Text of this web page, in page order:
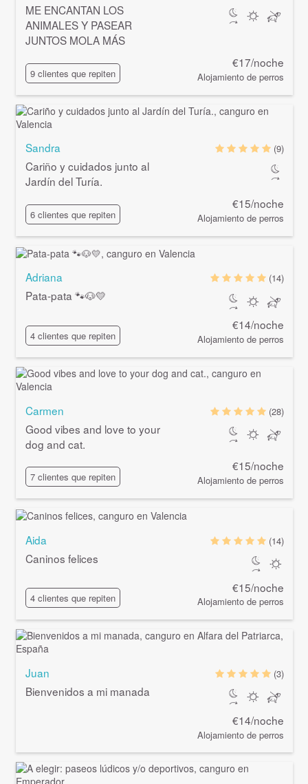
ME ENCANTAN LOS
ANIMALES Y PASEAR
JUNTOS MOLA MÁS
9 clientes que repiten
€17/noche
Alojamiento de perros
Sandra
Cariño y cuidados junto al
Jardín del Turía.
6 clientes que repiten
(9)
€15/noche
Alojamiento de perros
Adriana
Pata-pata 🐾🐶💛
4 clientes que repiten
(14)
€14/noche
Alojamiento de perros
Carmen
Good vibes and love to your
dog and cat.
7 clientes que repiten
(28)
€15/noche
Alojamiento de perros
Aida
Caninos felices
4 clientes que repiten
(14)
€15/noche
Alojamiento de perros
Juan
Bienvenidos a mi manada
(3)
€14/noche
Alojamiento de perros